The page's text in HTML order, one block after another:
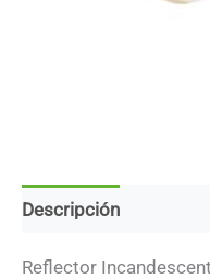
Descripción
Reflector